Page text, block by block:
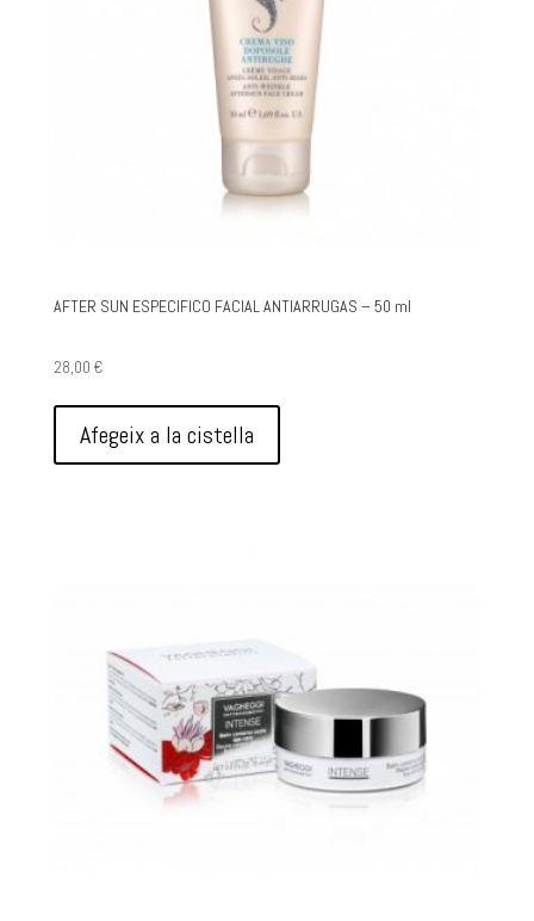
AFTER SUN ESPECIFICO FACIAL ANTIARRUGAS – 50 ml
28,00 €
Afegeix a la cistella